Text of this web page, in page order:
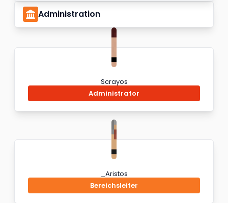
Administration
Scrayos
Administrator
_Aristos
Bereichsleiter